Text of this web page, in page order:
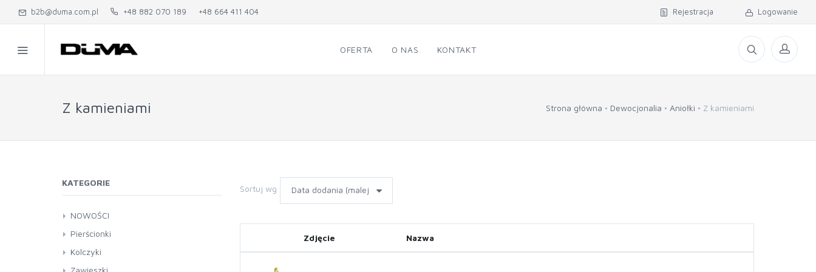
b2b@duma.com.pl +48 882 070 189 +48 664 411 404 Rejestracja Logowanie
OFERTA O NAS KONTAKT
Z kamieniami Strona główna Dewocjonalia Aniołki Z kamieniami
Sortuj wg
Zdjęcie Nazwa
KATEGORIE
NOWOŚCI
Pierścionki
Z kamieniami
Bez kamieni
Kolczyki
Koła
Zawieszki